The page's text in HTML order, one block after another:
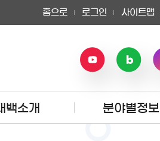
홈으로 로그인 사이트맵
백소개 분야별정보